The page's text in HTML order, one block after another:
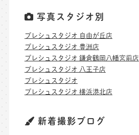
写真スタジオ別
プレシュスタジオ 自由が丘店
プレシュスタジオ 豊洲店
プレシュスタジオ 鎌倉鶴岡八幡宮前店
プレシュスタジオ 八王子店
プレシュスタジオ
プレシュスタジオ 横浜港北店
新着撮影ブログ